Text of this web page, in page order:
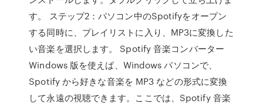
す。 ステップ2：パソコン中のSpotifyをオープン
する同時に、プレイリストに入り、MP3に変換した
い音楽を選択します。 Spotify 音楽コンバーター
Windows 版を使えば、Windows パソコンで、
Spotify から好きな音楽を MP3 などの形式に変換
して永遠の視聴できます。ここでは、Spotify 音楽